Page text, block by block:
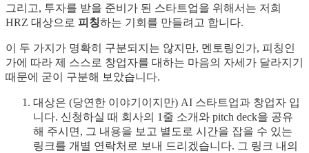
그리고, 투자를 받을 준비가 된 스타트업을 위해서는 저희
HRZ 대상으로 피칭하는 기회를 만들려고 합니다.
이 두 가지가 명확히 구분되지는 않지만, 멘토링인가, 피칭인
가에 따라 제 스스로 창업자를 대하는 마음의 자세가 달라지기
때문에 굳이 구분해 보았습니다.
대상은 (당연한 이야기이지만) AI 스타트업과 창업자 입
니다. 신청하실 때 회사의 1줄 소개와 pitch deck을 공유
해 주시면, 그 내용을 보고 별도로 시간을 잡을 수 있는
링크를 개별 연락처로 보내 드리겠습니다. 그 링크 내의